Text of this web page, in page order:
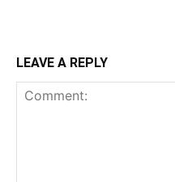
LEAVE A REPLY